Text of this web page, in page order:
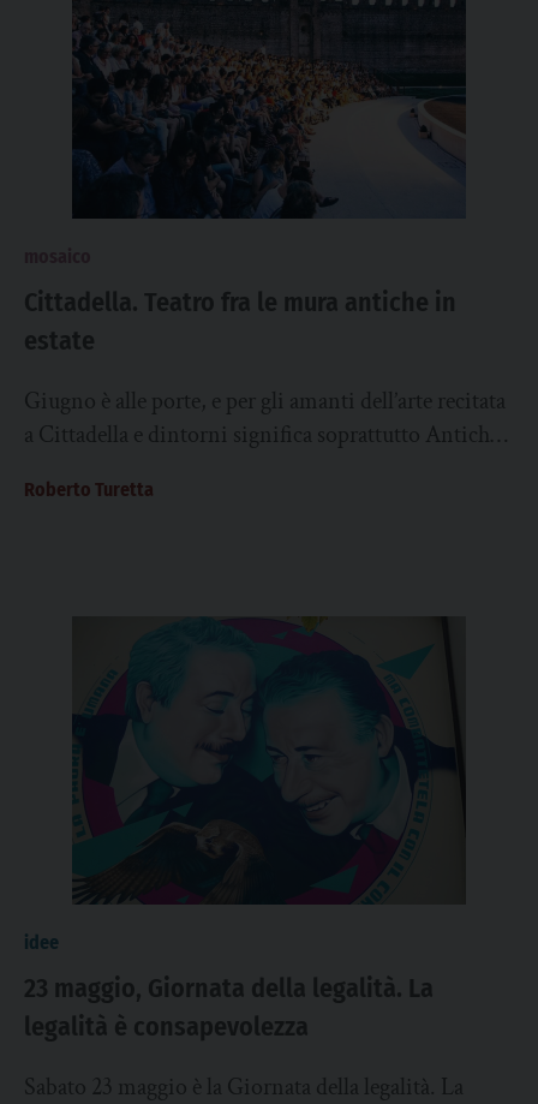
Cittadella. Teatro fra le mura antiche in
estate
Giugno è alle porte, e per gli amanti dell’arte recitata
a Cittadella e dintorni significa soprattutto Antiche
Roberto Turetta
idee
23 maggio, Giornata della legalità. La
legalità è consapevolezza
Sabato 23 maggio è la Giornata della legalità. La